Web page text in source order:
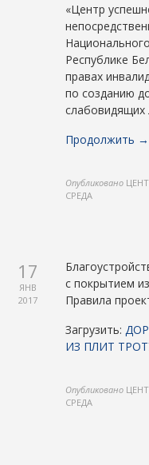
«Центр
Республике
правах
по созданию
слабовидящих
Продолжить →
Опубликовано
СРЕДА
17
ЯНВ
2017
с покрытием
Правила
Загрузить:
ИЗ ПЛИТ
Опубликовано
СРЕДА